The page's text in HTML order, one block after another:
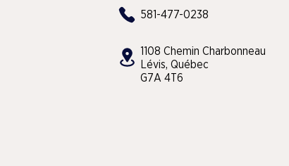
581-477-0238
1108 Chemin Charbonneau
Lévis, Québec
G7A 4T6